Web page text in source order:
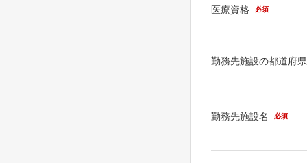
医療資格 必須
勤務先施設の都道府県
勤務先施設名 必須